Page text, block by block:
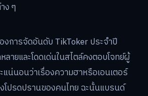
ง ๆ
งการจัดอันดับ TikToker ประจำปี
ายและโดดเด่นในสไตล์คงตอบโจทย์ผู้
แน่นอนว่าเรื่องความฮาหรือเอนเตอร์
โปรดปรานของคนไทย ฉะนั้นแบรนด์